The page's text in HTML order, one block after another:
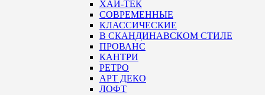
ХАЙ-ТЕК
СОВРЕМЕННЫЕ
КЛАССИЧЕСКИЕ
В СКАНДИНАВСКОМ СТИЛЕ
ПРОВАНС
КАНТРИ
РЕТРО
АРТ ДЕКО
ЛОФТ